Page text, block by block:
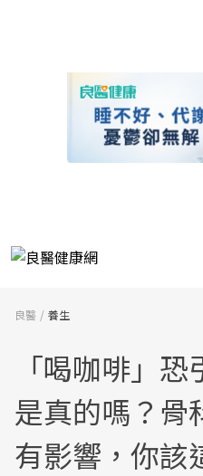
良醫 養生
「喝咖啡」
是真的嗎？骨
有影響，你該